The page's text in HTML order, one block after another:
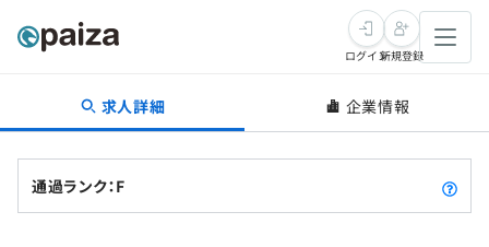
転職・キャリア
新卒就活
ログイン新規登録
求人詳細 企業情報
通過ランク：F